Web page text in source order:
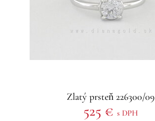
Zlatý prsteň 226300/09
525 € s DPH